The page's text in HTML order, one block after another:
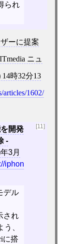
られ
ーに提案
ニュ
時32分13
articles/1602/
[11]
開発
-
3月
iphon
デル
され
、
に搭